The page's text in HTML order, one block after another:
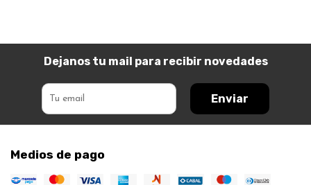
Dejanos tu mail para recibir novedades
Enviar
Medios de pago